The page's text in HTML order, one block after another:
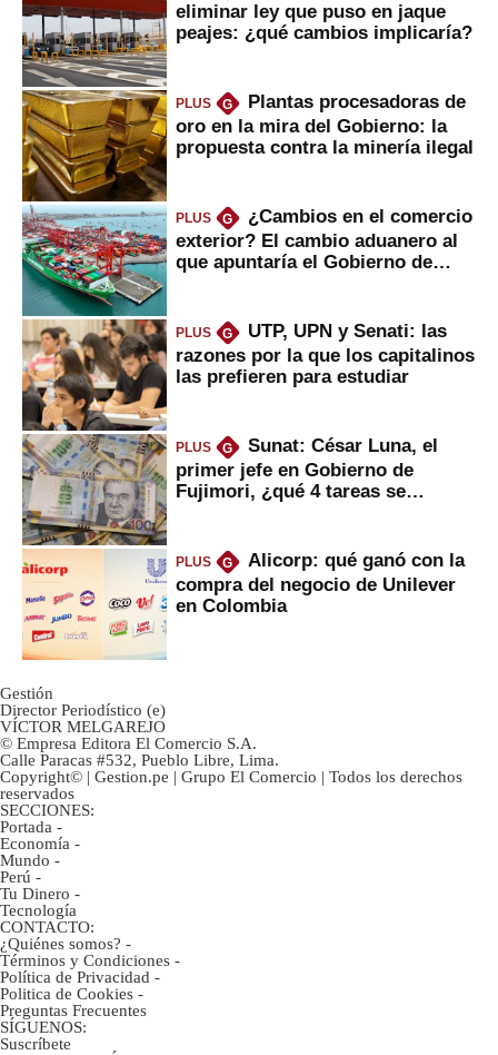
eliminar ley que puso en jaque
peajes: ¿qué cambios implicaría?
PLUS G
Plantas procesadoras de
oro en la mira del Gobierno: la
propuesta contra la minería ilegal
PLUS G
¿Cambios en el comercio
exterior? El cambio aduanero al
que apuntaría el Gobierno de
PLUS G
UTP, UPN y Senati: las
razones por la que los capitalinos
las prefieren para estudiar
PLUS G
Sunat: César Luna, el
primer jefe en Gobierno de
Fujimori, ¿qué 4 tareas se
PLUS G
Alicorp: qué ganó con la
compra del negocio de Unilever
en Colombia
Gestión
Director Periodístico (e)
VÍCTOR MELGAREJO
© Empresa Editora El Comercio S.A.
Calle Paracas #532, Pueblo Libre, Lima.
Copyright© | Gestion.pe | Grupo El Comercio | Todos los derechos
reservados
SECCIONES:
Portada -
Economía -
Mundo -
Perú -
Tu Dinero -
Tecnología
CONTACTO:
¿Quiénes somos? -
Términos y Condiciones -
Política de Privacidad -
Politica de Cookies -
Preguntas Frecuentes
SÍGUENOS:
Suscríbete